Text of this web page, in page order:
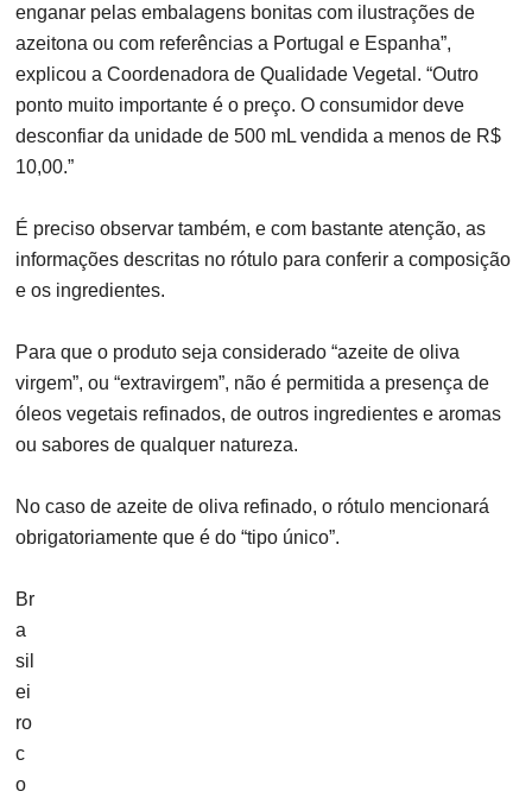
enganar pelas embalagens bonitas com ilustrações de
azeitona ou com referências a Portugal e Espanha”,
explicou a Coordenadora de Qualidade Vegetal. “Outro
ponto muito importante é o preço. O consumidor deve
desconfiar da unidade de 500 mL vendida a menos de R$
10,00.”
É preciso observar também, e com bastante atenção, as
informações descritas no rótulo para conferir a composição
e os ingredientes.
Para que o produto seja considerado “azeite de oliva
virgem”, ou “extravirgem”, não é permitida a presença de
óleos vegetais refinados, de outros ingredientes e aromas
ou sabores de qualquer natureza.
No caso de azeite de oliva refinado, o rótulo mencionará
obrigatoriamente que é do “tipo único”.
Br
a
sil
ei
ro
c
o